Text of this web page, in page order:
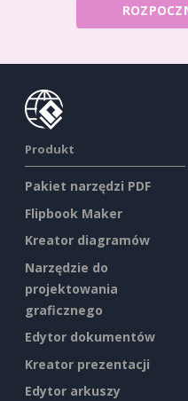
Produkt
Pakiet narzędzi PDF
Flipbook Maker
Kreator diagramów
Narzędzie do
projektowania
graficznego
Edytor dokumentów
Kreator prezentacji
Edytor arkuszy